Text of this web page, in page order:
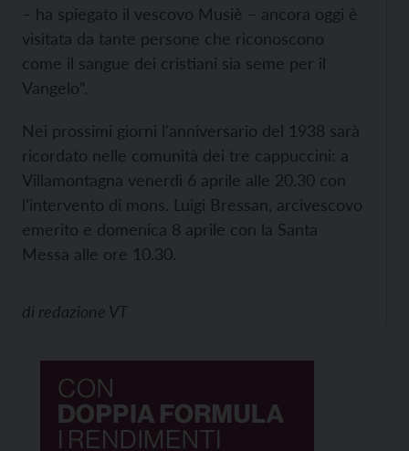
– ha spiegato il vescovo Musiè – ancora oggi è
visitata da tante persone che riconoscono
come il sangue dei cristiani sia seme per il
Vangelo”.
Nei prossimi giorni l'anniversario del 1938 sarà
ricordato nelle comunità dei tre cappuccini: a
Villamontagna venerdì 6 aprile alle 20.30 con
l'intervento di mons. Luigi Bressan, arcivescovo
emerito e domenica 8 aprile con la Santa
Messa alle ore 10.30.
di redazione VT